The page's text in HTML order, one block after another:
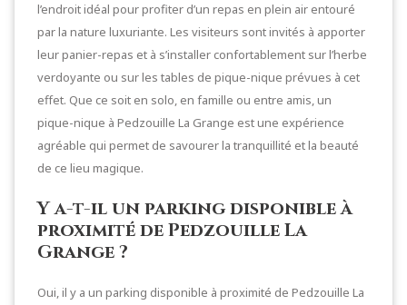
l’endroit idéal pour profiter d’un repas en plein air entouré
par la nature luxuriante. Les visiteurs sont invités à apporter
leur panier-repas et à s’installer confortablement sur l’herbe
verdoyante ou sur les tables de pique-nique prévues à cet
effet. Que ce soit en solo, en famille ou entre amis, un
pique-nique à Pedzouille La Grange est une expérience
agréable qui permet de savourer la tranquillité et la beauté
de ce lieu magique.
Y a-t-il un parking disponible à
proximité de Pedzouille La
Grange ?
Oui, il y a un parking disponible à proximité de Pedzouille La